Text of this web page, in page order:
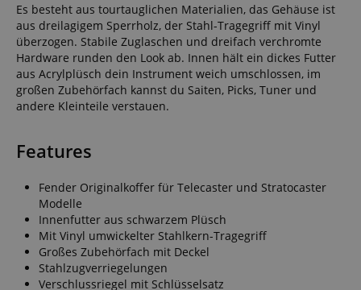
Es besteht aus tourtauglichen Materialien, das Gehäuse ist
aus dreilagigem Sperrholz, der Stahl-Tragegriff mit Vinyl
überzogen. Stabile Zuglaschen und dreifach verchromte
Hardware runden den Look ab. Innen hält ein dickes Futter
aus Acrylplüsch dein Instrument weich umschlossen, im
großen Zubehörfach kannst du Saiten, Picks, Tuner und
andere Kleinteile verstauen.
Features
Fender Originalkoffer für Telecaster und Stratocaster
Modelle
Innenfutter aus schwarzem Plüsch
Mit Vinyl umwickelter Stahlkern-Tragegriff
Großes Zubehörfach mit Deckel
Stahlzugverriegelungen
Verschlussriegel mit Schlüsselsatz